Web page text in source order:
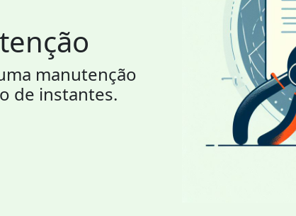
manutenção
de instantes.